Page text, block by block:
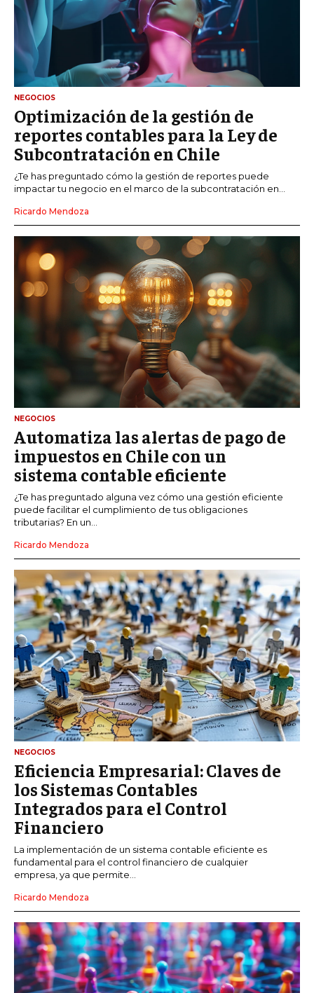
NEGOCIOS
Optimización de la gestión de
reportes contables para la Ley de
Subcontratación en Chile
¿Te has preguntado cómo la gestión de reportes puede
impactar tu negocio en el marco de la subcontratación en...
Ricardo Mendoza
NEGOCIOS
Automatiza las alertas de pago de
impuestos en Chile con un
sistema contable eficiente
¿Te has preguntado alguna vez cómo una gestión eficiente
puede facilitar el cumplimiento de tus obligaciones
tributarias? En un...
Ricardo Mendoza
NEGOCIOS
Eficiencia Empresarial: Claves de
los Sistemas Contables
Integrados para el Control
Financiero
La implementación de un sistema contable eficiente es
fundamental para el control financiero de cualquier
empresa, ya que permite...
Ricardo Mendoza